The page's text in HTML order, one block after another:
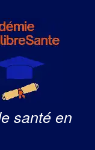
santé en